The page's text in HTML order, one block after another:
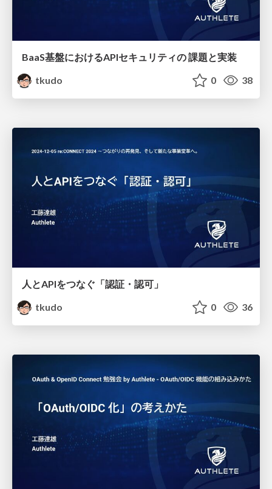
BaaS基盤におけるAPIセキュリティの 課題と実装
tkudo
0 38
人とAPIをつなぐ「認証・認可」
tkudo
0 36